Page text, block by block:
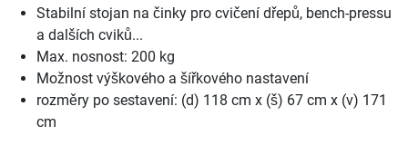
Stabilní stojan na činky pro cvičení dřepů, bench-pressu
a dalších cviků...
Max. nosnost: 200 kg
Možnost výškového a šířkového nastavení
rozměry po sestavení: (d) 118 cm x (š) 67 cm x (v) 171
cm